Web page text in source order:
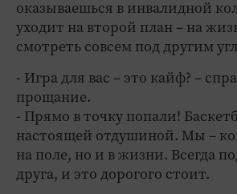
оказываешься в инвалидной
уходит на второй план – на
смотреть совсем под другим
- Игра для вас – это кайф? –
прощание.
- Прямо в точку попали!
настоящей отдушиной. Мы –
на поле, но и в жизни. Всегда
друга, и это дорогого стоит.